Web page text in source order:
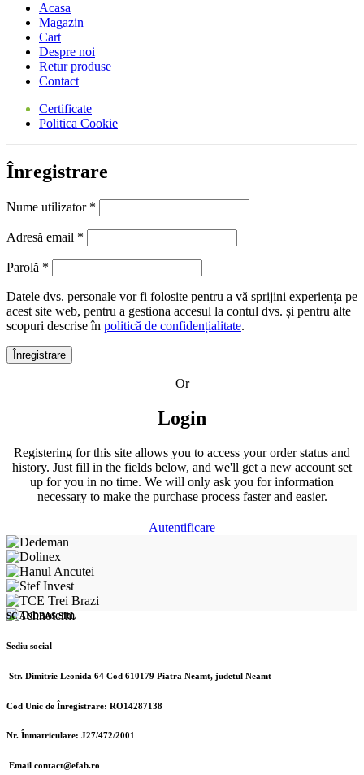
Acasa
Magazin
Cart
Despre noi
Retur produse
Contact
Certificate
Politica Cookie
Înregistrare
Nume utilizator *
Adresă email *
Parolă *
Datele dvs. personale vor fi folosite pentru a vă sprijini experiența pe
acest site web, pentru a gestiona accesul la contul dvs. și pentru alte
scopuri descrise în politică de confidențialitate.
Înregistrare
Or
Login
Registering for this site allows you to access your order status and
history. Just fill in the fields below, and we'll get a new account set
up for you in no time. We will only ask you for information
necessary to make the purchase process faster and easier.
Autentificare
SC ANDBAS SRL
Sediu social
Str. Dimitrie Leonida 64 Cod 610179 Piatra Neamt, judetul Neamt
Cod Unic de Înregistrare: RO14287138
Nr. Înmatriculare: J27/472/2001
Email contact@efab.ro